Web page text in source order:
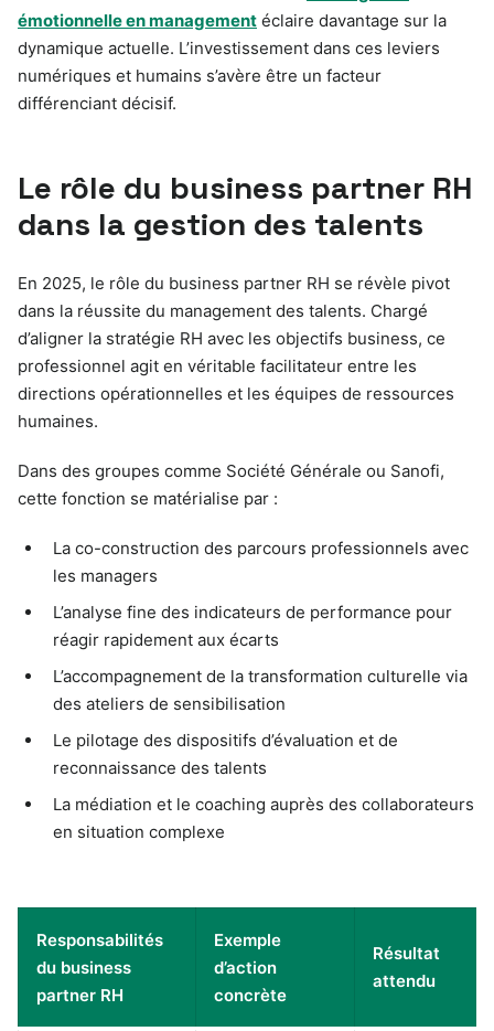
émotionnelle en management éclaire davantage sur la
dynamique actuelle. L’investissement dans ces leviers
numériques et humains s’avère être un facteur
différenciant décisif.
Le rôle du business partner RH
dans la gestion des talents
En 2025, le rôle du business partner RH se révèle pivot
dans la réussite du management des talents. Chargé
d’aligner la stratégie RH avec les objectifs business, ce
professionnel agit en véritable facilitateur entre les
directions opérationnelles et les équipes de ressources
humaines.
Dans des groupes comme Société Générale ou Sanofi,
cette fonction se matérialise par :
La co-construction des parcours professionnels avec
les managers
L’analyse fine des indicateurs de performance pour
réagir rapidement aux écarts
L’accompagnement de la transformation culturelle via
des ateliers de sensibilisation
Le pilotage des dispositifs d’évaluation et de
reconnaissance des talents
La médiation et le coaching auprès des collaborateurs
en situation complexe
Responsabilités
du business
partner RH
Exemple
d’action
concrète
Résultat
attendu